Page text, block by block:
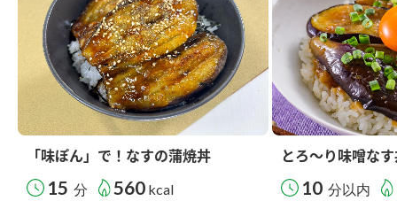
「味ぽん」で！なすの蒲焼丼
15 分 560 kcal
とろ～り味噌な
10 分以内